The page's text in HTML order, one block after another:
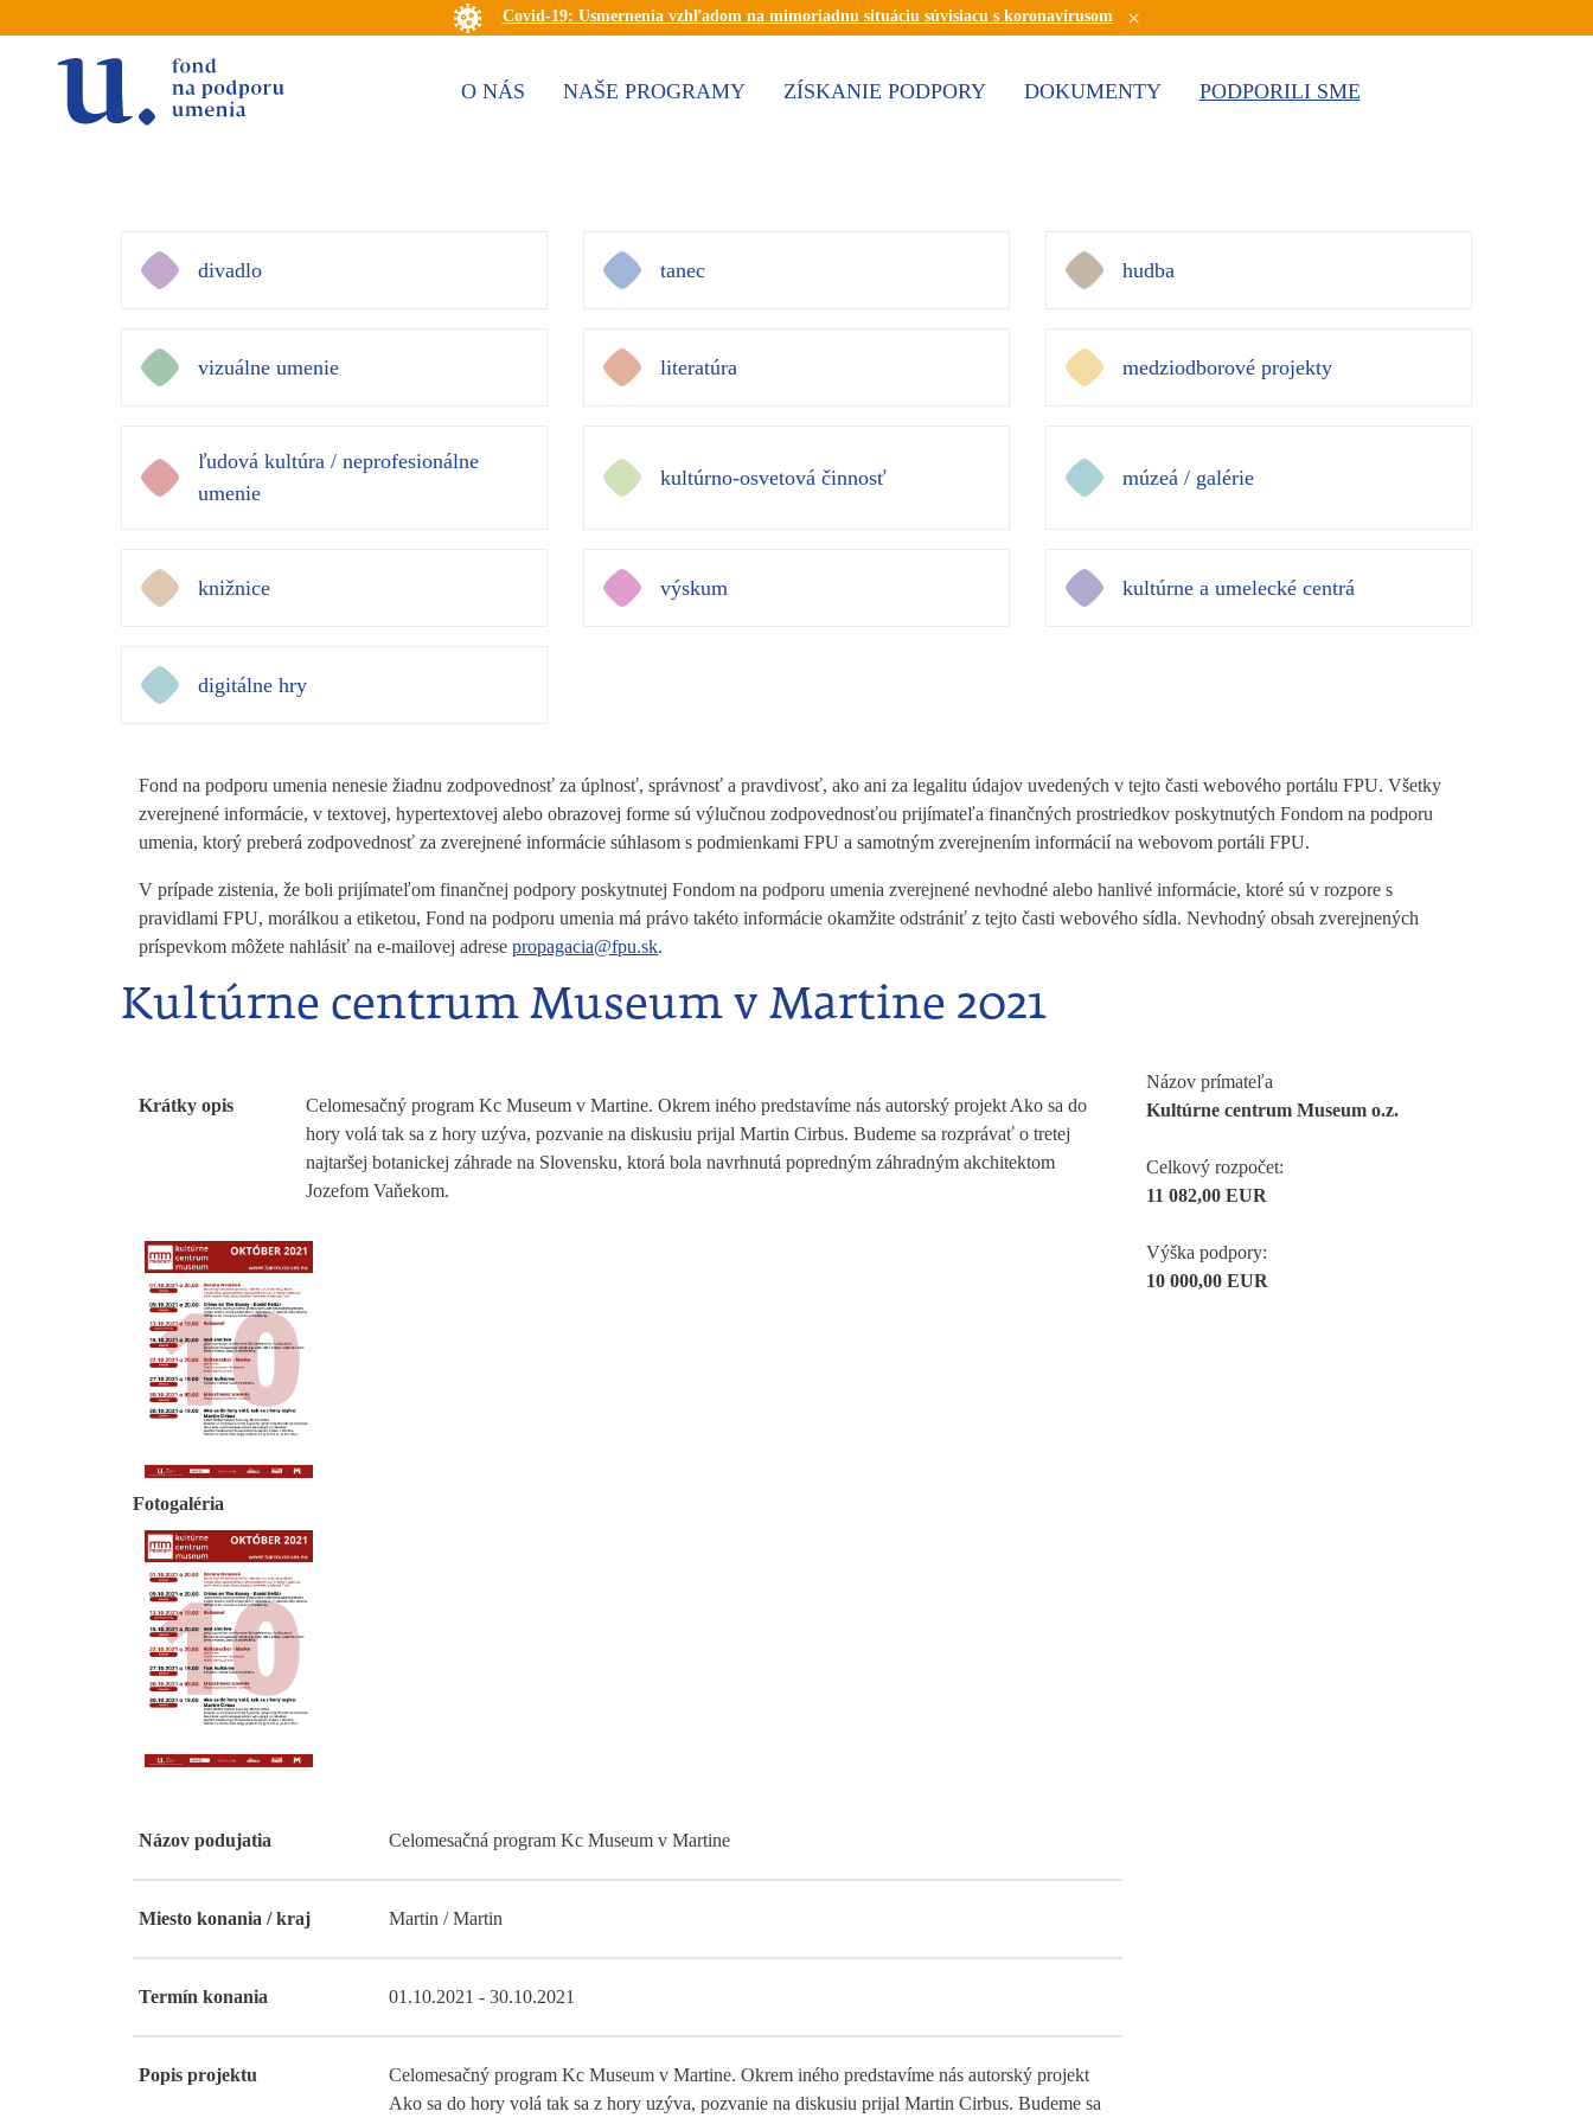
Covid-19: Usmernenia vzhľadom na mimoriadnu situáciu súvisiacu s koronavírusom ×
O NÁS NAŠE PROGRAMY ZÍSKANIE PODPORY DOKUMENTY PODPORILI SME
divadlo tanec hudba
vizuálne umenie literatúra medziodborové projekty
ľudová kultúra / neprofesionálne
umenie
kultúrno-osvetová činnosť múzeá / galérie
knižnice výskum kultúrne a umelecké centrá
digitálne hry
Fond na podporu umenia nenesie žiadnu zodpovednosť za úplnosť, správnosť a pravdivosť, ako ani za legalitu údajov uvedených v tejto časti webového portálu FPU. Všetky
zverejnené informácie, v textovej, hypertextovej alebo obrazovej forme sú výlučnou zodpovednosťou prijímateľa finančných prostriedkov poskytnutých Fondom na podporu
umenia, ktorý preberá zodpovednosť za zverejnené informácie súhlasom s podmienkami FPU a samotným zverejnením informácií na webovom portáli FPU.
V prípade zistenia, že boli prijímateľom finančnej podpory poskytnutej Fondom na podporu umenia zverejnené nevhodné alebo hanlivé informácie, ktoré sú v rozpore s
pravidlami FPU, morálkou a etiketou, Fond na podporu umenia má právo takéto informácie okamžite odstrániť z tejto časti webového sídla. Nevhodný obsah zverejnených
príspevkom môžete nahlásiť na e-mailovej adrese propagacia@fpu.sk.
Kultúrne centrum Museum v Martine 2021
Krátky opis
Celomesačný program Kc Museum v Martine. Okrem iného predstavíme nás autorský projekt Ako sa do
hory volá tak sa z hory uzýva, pozvanie na diskusiu prijal Martin Cirbus. Budeme sa rozprávať o tretej
najtaršej botanickej záhrade na Slovensku, ktorá bola navrhnutá popredným záhradným akchitektom
Jozefom Vaňekom.
Fotogaléria
Názov podujatia Celomesačná program Kc Museum v Martine
Miesto konania / kraj Martin / Martin
Termín konania 01.10.2021 - 30.10.2021
Popis projektu
Celomesačný program Kc Museum v Martine. Okrem iného predstavíme nás autorský projekt
Ako sa do hory volá tak sa z hory uzýva, pozvanie na diskusiu prijal Martin Cirbus. Budeme sa
Názov prímateľa
Kultúrne centrum Museum o.z.
Celkový rozpočet:
11 082,00 EUR
Výška podpory:
10 000,00 EUR